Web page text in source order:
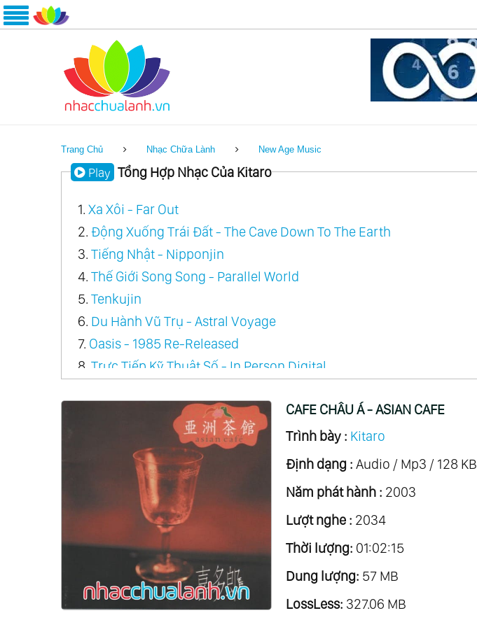
Trang Chủ Nhạc Chữa Lành New Age Music
Play Tổng Hợp Nhạc Của Kitaro
1. Xa Xôi - Far Out
2. Động Xuống Trái Đất - The Cave Down To The Earth
3. Tiếng Nhật - Nipponjin
4. Thế Giới Song Song - Parallel World
5. Tenkujin
6. Du Hành Vũ Trụ - Astral Voyage
7. Oasis - 1985 Re-Released
8. Trực Tiếp Kỹ Thuật Số - In Person Digital
Con Đường Tơ Lụa - Silk Road Vol.1
Con Đường Tơ Lụa - Silk Road Vol.2
Con Đường Tơ Lụa - Silk Road Vol.3
Con Đường Tơ Lụa - Silk Road Vol.4
Hay Nhất Của Kitaro - The Best Of Kitaro Vol.1
16.Nữ Hoàng Thiên Niên Kỷ - Queen Millennia
Đám Mây Bạc - Silver Cloud
18.Sống Ở Châu Á - Live In Asia
19.Hướng Tây - Towards The West
CAFE CHÂU Á - ASIAN CAFE
Trình bày : Kitaro
Định dạng : Audio / Mp3 / 128 KB
Năm phát hành : 2003
Lượt nghe : 2034
Thời lượng: 01:02:15
Dung lượng: 57 MB
LossLess: 327.06 MB